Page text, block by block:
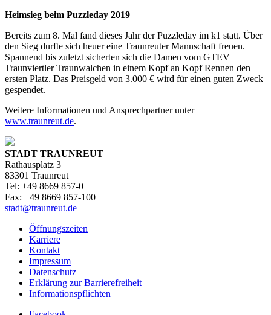
Heimsieg beim Puzzleday 2019
Bereits zum 8. Mal fand dieses Jahr der Puzzleday im k1 statt. Über
den Sieg durfte sich heuer eine Traunreuter Mannschaft freuen.
Spannend bis zuletzt sicherten sich die Damen vom GTEV
Traunviertler Traunwalchen in einem Kopf an Kopf Rennen den
ersten Platz. Das Preisgeld von 3.000 € wird für einen guten Zweck
gespendet.
Weitere Informationen und Ansprechpartner unter
www.traunreut.de.
STADT TRAUNREUT
Rathausplatz 3
83301 Traunreut
Tel: +49 8669 857-0
Fax: +49 8669 857-100
stadt@traunreut.de
Öffnungszeiten
Karriere
Kontakt
Impressum
Datenschutz
Erklärung zur Barrierefreiheit
Informationspflichten